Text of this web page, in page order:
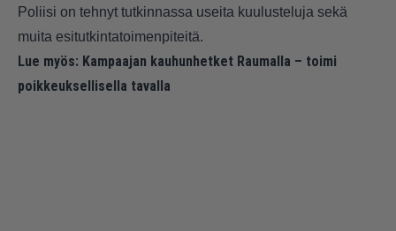
Poliisi on tehnyt tutkinnassa useita kuulusteluja sekä
muita esitutkintatoimenpiteitä.
Lue myös: Kampaajan kauhunhetket Raumalla – toimi
poikkeuksellisella tavalla